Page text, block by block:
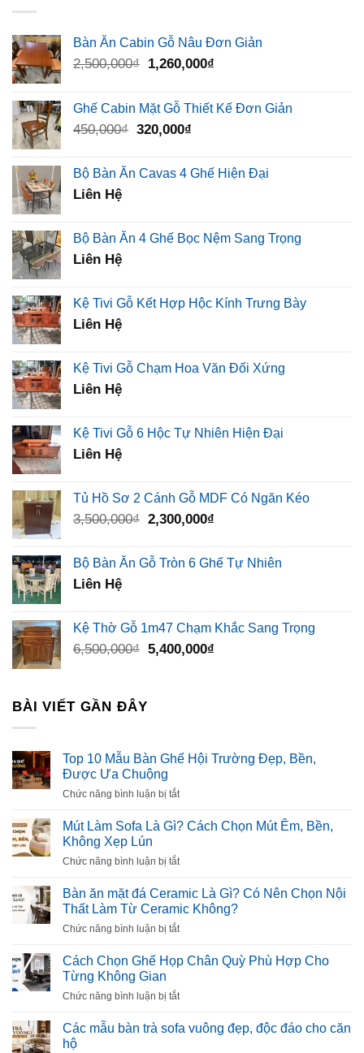
Bàn Ăn Cabin Gỗ Nâu Đơn Giản
2,500,000₫ Giá
2,500,000₫.
1,260,000₫
là:
Ghế Cabin Mặt Gỗ Thiết Kế Đơn Giản
450,000₫ Giá
là:
450,000₫.
320,000₫
tại
là:
Bộ Bàn Ăn Cavas 4 Ghế Hiện Đại
Liên Hệ
Bộ Bàn Ăn 4 Ghế Bọc Nệm Sang Trọng
Liên Hệ
Kệ Tivi Gỗ Kết Hợp Hộc Kính Trưng Bày
Liên Hệ
Kệ Tivi Gỗ Chạm Hoa Văn Đối Xứng
Liên Hệ
Kệ Tivi Gỗ 6 Hộc Tự Nhiên Hiện Đại
Liên Hệ
Tủ Hồ Sơ 2 Cánh Gỗ MDF Có Ngăn Kéo
3,500,000₫ Giá
là:
3,500,000₫.
2,300,000₫
tại
là:
Bộ Bàn Ăn Gỗ Tròn 6 Ghế Tự Nhiên
Liên Hệ
Kệ Thờ Gỗ 1m47 Chạm Khắc Sang Trọng
6,500,000₫ Giá
5,400,000₫
BÀI VIẾT GẦN ĐÂY
Top 10 Mẫu Bàn Ghế Hội Trường Đẹp, Bền,
Được Ưa Chuộng
Chức năng bình luận bị tắtở
10
Ghế
Trường
Đẹp,
Bền,
Ưa
Chuộng
Mút Làm Sofa Là Gì? Cách Chọn Mút Êm, Bền,
Không Xẹp Lún
Chức năng bình luận bị tắtở
Làm
Sofa
Gì?
Chọn
Êm,
Không
Xẹp
Bàn ăn mặt đá Ceramic Là Gì? Có Nên Chọn Nội
Thất Làm Từ Ceramic Không?
Chức năng bình luận bị tắtở
ăn
Ceramic
Gì?
Cách Chọn Ghế Họp Chân Quỳ Phù Hợp Cho
Từng Không Gian
Chức năng bình luận bị tắtở
Chọn
Các mẫu bàn trà sofa vuông đẹp, độc đáo cho căn
hộ